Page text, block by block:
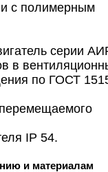
с полимерным
серии
в
по ГОСТ
IP 54.
и материалам